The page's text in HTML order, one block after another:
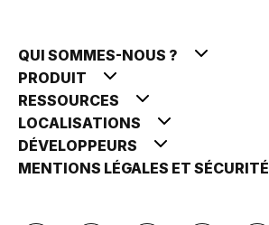
QUI SOMMES-NOUS ?
PRODUIT
RESSOURCES
LOCALISATIONS
DÉVELOPPEURS
MENTIONS LÉGALES ET SÉCURITÉ